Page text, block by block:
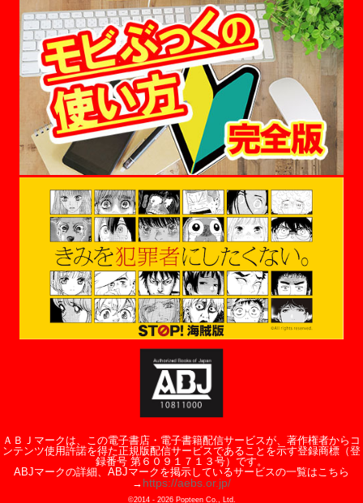
ＡＢＪマークは、この電子書店・電子書籍配信サービスが、著作権者からコ
ンテンツ使用許諾を得た正規版配信サービスであることを示す登録商標（登
録番号 第６０９１７１３号）です。
ABJマークの詳細、ABJマークを掲示しているサービスの一覧はこちら
→ https://aebs.or.jp/
©2014 - 2026Popteen Co., Ltd.